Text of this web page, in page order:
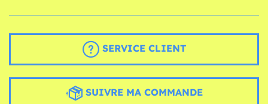
SERVICE CLIENT
SUIVRE MA COMMANDE